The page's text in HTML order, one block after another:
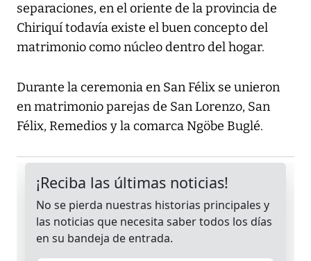
separaciones, en el oriente de la provincia de
Chiriquí todavía existe el buen concepto del
matrimonio como núcleo dentro del hogar.
Durante la ceremonia en San Félix se unieron
en matrimonio parejas de San Lorenzo, San
Félix, Remedios y la comarca Ngöbe Buglé.